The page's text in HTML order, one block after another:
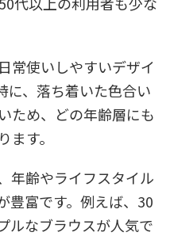
常使いしやすいデザイ
に、落ち着いた色合い
ため、どの年齢層にも
す。
年齢やライフスタイル
豊富です。例えば、30
ルなブラウスが人気で